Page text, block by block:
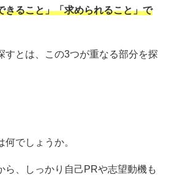
きること」「求められること」で
すとは、この3つが重なる部分を探
でしょうか。
ら、しっかり自己PRや志望動機も